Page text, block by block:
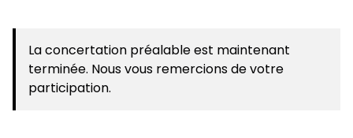
La concertation préalable est maintenant
terminée. Nous vous remercions de votre
participation.